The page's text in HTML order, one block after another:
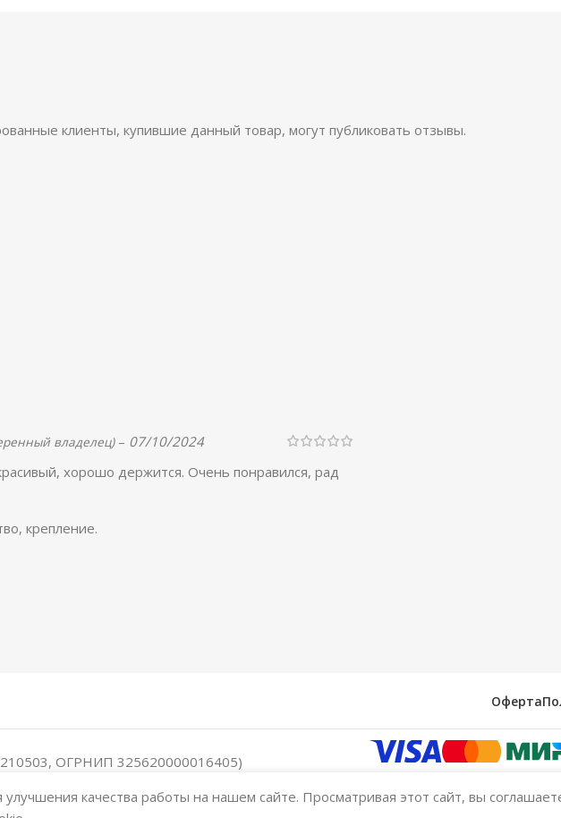
владелец) – 07/10/2024
хорошо держится. Очень понравился, рад
крепление.
клиенты, купившие данный товар, могут публиковать отзывы.
Оферта
ОГРНИП 325620000016405)
качества работы на нашем сайте. Просматривая этот сайт, вы